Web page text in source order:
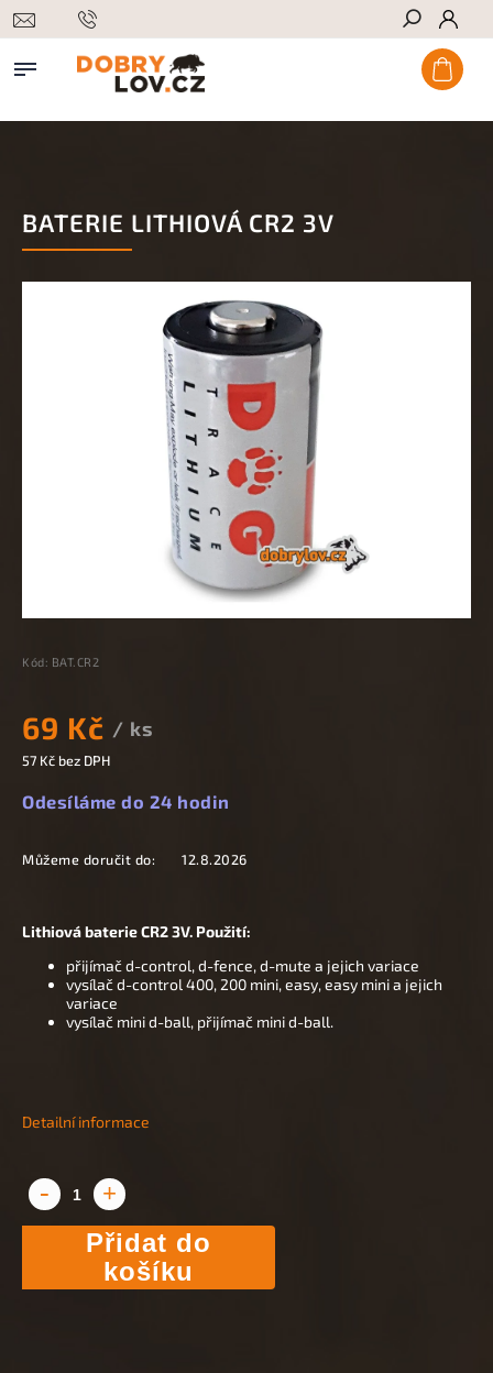
Hledat
BATERIE LITHIOVÁ CR2 3V
Kód: BAT.CR2
69 Kč / ks
57 Kč bez DPH
Odesíláme do 24 hodin
Můžeme doručit do: 12.8.2026
Přidat do
košíku
Lithiová baterie CR2 3V. Použití:
přijímač d-control, d-fence, d-mute a jejich variace
vysílač d-control 400, 200 mini, easy, easy mini a jejich
variace
vysílač mini d-ball, přijímač mini d-ball.
Detailní informace